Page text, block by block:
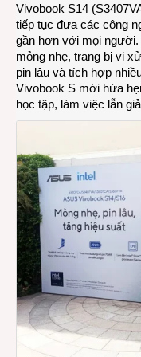
Vivobook S14
tiếp tục đưa các công
gần hơn với mọi
mỏng nhẹ, trang bị vi
pin lâu và tích hợp
Vivobook S mới hứa
học tập, làm việc lẫn